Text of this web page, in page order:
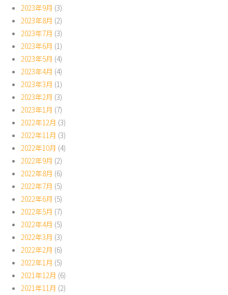
2023年9月 (3)
2023年8月 (2)
2023年7月 (3)
2023年6月 (1)
2023年5月 (4)
2023年4月 (4)
2023年3月 (1)
2023年2月 (3)
2023年1月 (7)
2022年12月 (3)
2022年11月 (3)
2022年10月 (4)
2022年9月 (2)
2022年8月 (6)
2022年7月 (5)
2022年6月 (5)
2022年5月 (7)
2022年4月 (5)
2022年3月 (3)
2022年2月 (6)
2022年1月 (5)
2021年12月 (6)
2021年11月 (2)